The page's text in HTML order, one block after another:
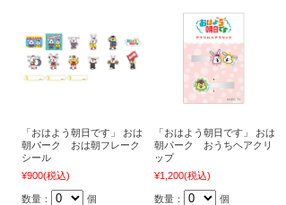
「おはよう朝日です」 おは
朝パーク おは朝フレーク
シール
¥900(税込)
数量： 個
「おはよう朝日です」 おは
朝パーク おうちヘアクリ
ップ
¥1,200(税込)
数量： 個